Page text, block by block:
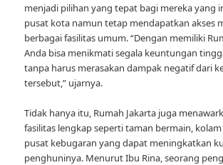
menjadi pilihan yang tepat bagi mereka yang
pusat kota namun tetap mendapatkan akses
berbagai fasilitas umum. “Dengan memiliki
Anda bisa menikmati segala keuntungan
tanpa harus merasakan dampak negatif dari
tersebut,” ujarnya.
Tidak hanya itu, Rumah Jakarta juga
fasilitas lengkap seperti taman bermain,
pusat kebugaran yang dapat meningkatkan
penghuninya. Menurut Ibu Rina, seorang